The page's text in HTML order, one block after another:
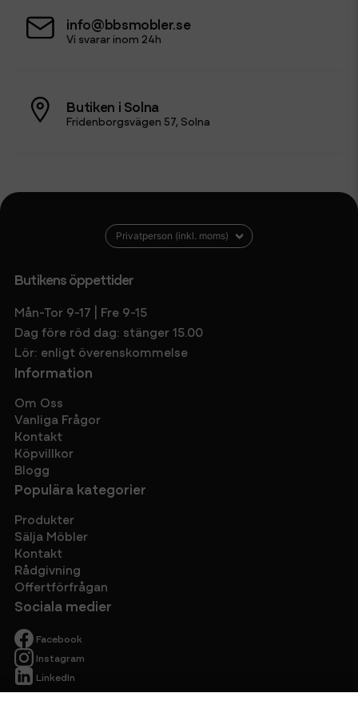
info@bbsmobler.se
Vi svarar inom 24h
Butiken i Solna
Fridenborgsvägen 57, Solna
Butikens öppettider
Mån-Tor 9-17 | Fre 9-15
Dag före röd dag: stänger 15.00
Lör: enligt överenskommelse
Information
Om Oss
Vanliga Frågor
Kontakt
Köpvillkor
Blogg
Populära kategorier
Produkter
Sälja Möbler
Kontakt
Rådgivning
Offertförfrågan
Sociala medier
Facebook
Instagram
LinkedIn